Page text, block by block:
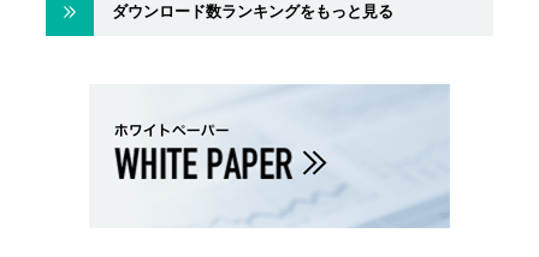
ダウンロード数ランキングをもっと見る